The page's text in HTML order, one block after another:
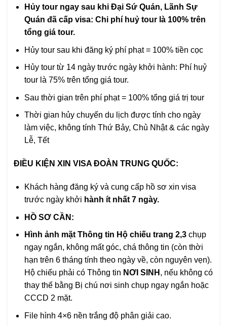
Hủy tour ngay sau khi Đại Sứ Quán, Lãnh Sự
Quán đã cấp visa: Chi phí huỷ tour là 100% trên
tổng giá tour.
Hủy tour sau khi đăng ký phí phạt = 100% tiền cọc
Hủy tour từ 14 ngày trước ngày khởi hành: Phí huỷ
tour là 75% trên tổng giá tour.
Sau thời gian trên phí phạt = 100% tổng giá trị tour
Thời gian hủy chuyến du lịch được tính cho ngày
làm việc, không tính Thứ Bảy, Chủ Nhật & các ngày
Lễ, Tết
ĐIỀU KIỆN XIN VISA ĐOÀN TRUNG QUỐC:
Khách hàng đăng ký và cung cấp hồ sơ xin visa
trước ngày khởi hành ít nhất 7 ngày.
HỒ SƠ CẦN:
Hình ảnh mặt Thông tin Hộ chiếu trang 2,3chụp
ngay ngắn, không mất góc, chá thông tin (còn thời
hạn trên 6 tháng tính theo ngày về, còn nguyên vẹn).
Hộ chiếu phải có Thông tin NƠI SINH , nếu không có
thay thế bằng Bị chú nơi sinh chụp ngay ngắn hoặc
CCCD 2 mặt.
File hình 4×6 nền trắng độ phân giải cao.